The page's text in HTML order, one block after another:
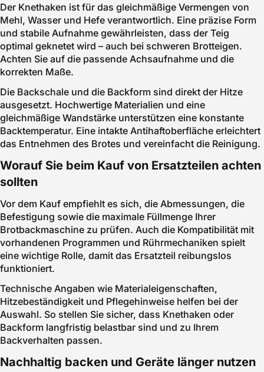
Der Knethaken ist für das gleichmäßige Vermengen von
Mehl, Wasser und Hefe verantwortlich. Eine präzise Form
und stabile Aufnahme gewährleisten, dass der Teig
optimal geknetet wird – auch bei schweren Brotteigen.
Achten Sie auf die passende Achsaufnahme und die
korrekten Maße.
Die Backschale und die Backform sind direkt der Hitze
ausgesetzt. Hochwertige Materialien und eine
gleichmäßige Wandstärke unterstützen eine konstante
Backtemperatur. Eine intakte Antihaftoberfläche erleichtert
das Entnehmen des Brotes und vereinfacht die Reinigung.
Worauf Sie beim Kauf von Ersatzteilen achten
sollten
Vor dem Kauf empfiehlt es sich, die Abmessungen, die
Befestigung sowie die maximale Füllmenge Ihrer
Brotbackmaschine zu prüfen. Auch die Kompatibilität mit
vorhandenen Programmen und Rührmechaniken spielt
eine wichtige Rolle, damit das Ersatzteil reibungslos
funktioniert.
Technische Angaben wie Materialeigenschaften,
Hitzebeständigkeit und Pflegehinweise helfen bei der
Auswahl. So stellen Sie sicher, dass Knethaken oder
Backform langfristig belastbar sind und zu Ihrem
Backverhalten passen.
Nachhaltig backen und Geräte länger nutzen